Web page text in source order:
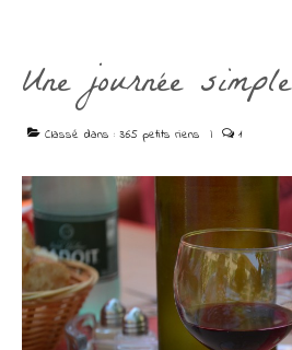
La Bastidane
La Boutique
Archives
Découvrir
Contact
Une journée simple
Classé dans : 365 petits riens | 1